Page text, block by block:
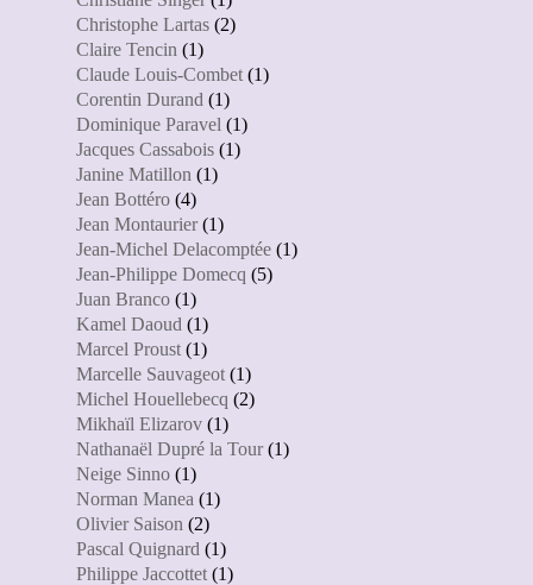
Christophe Lartas (2)
Claire Tencin (1)
Claude Louis-Combet (1)
Corentin Durand (1)
Dominique Paravel (1)
Jacques Cassabois (1)
Janine Matillon (1)
Jean Bottéro (4)
Jean Montaurier(1)
Jean-Michel Delacomptée (1)
Jean-Philippe Domecq (5)
Juan Branco (1)
Kamel Daoud (1)
Marcel Proust (1)
Marcelle Sauvageot (1)
Michel Houellebecq (2)
Mikhaïl Elizarov (1)
Nathanaël Dupré la Tour(1)
Neige Sinno (1)
Norman Manea (1)
Olivier Saison (2)
Pascal Quignard (1)
Philippe Jaccottet (1)